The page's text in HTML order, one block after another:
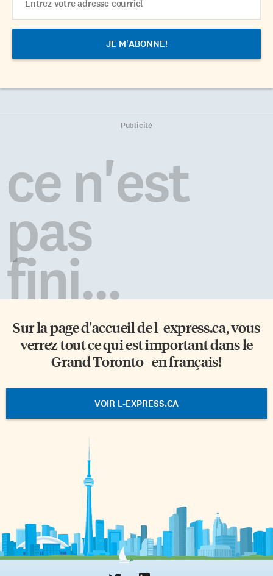
Address
Publicité
ce n'est
pas
fini...
Sur la page d'accueil del-express.ca, vous
verrez tout ce qui est important dans le
Grand Toronto - en français!
VOIR L-EXPRESS.CA